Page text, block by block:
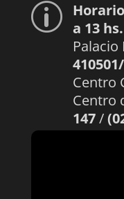
p a 13 hs.
Centro
Centro
147/